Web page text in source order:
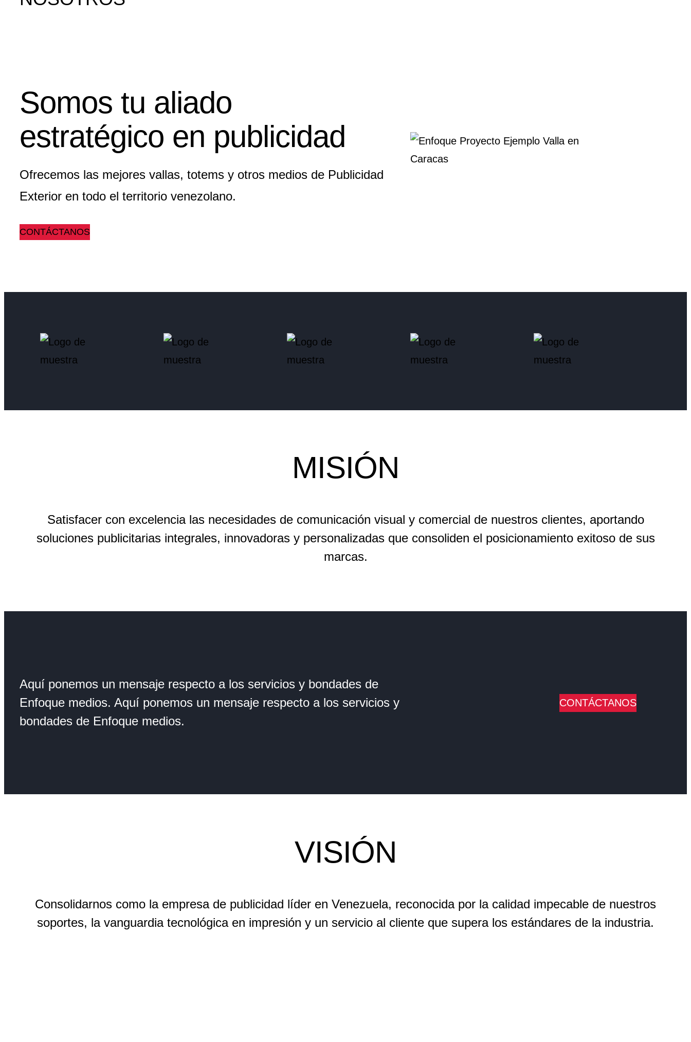
Somos tu aliado
estratégico en publicidad
Ofrecemos las mejores vallas, totems y otros medios de Publicidad
Exterior en todo el territorio venezolano.
CONTÁCTANOS
MISIÓN
Satisfacer con excelencia las necesidades de comunicación visual y comercial de nuestros clientes, aportando
soluciones publicitarias integrales, innovadoras y personalizadas que consoliden el posicionamiento exitoso de sus
marcas.
Aquí ponemos un mensaje respecto a los servicios y bondades de
Enfoque medios. Aquí ponemos un mensaje respecto a los servicios y
bondades de Enfoque medios.
CONTÁCTANOS
VISIÓN
Consolidarnos como la empresa de publicidad líder en Venezuela, reconocida por la calidad impecable de nuestros
soportes, la vanguardia tecnológica en impresión y un servicio al cliente que supera los estándares de la industria.